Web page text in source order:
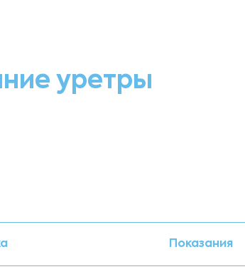
уретры
Показания